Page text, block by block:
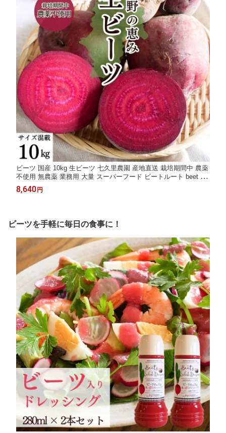
ビーツ 国産 10kg 生ビーツ 七久里農園 産地直送 栽培期間中 農薬
不使用 無農薬 業務用 大量 スーパーフード ビートルート beet be
etroot 野菜 葉酸 ポリフェノール カリウム ビーツ野菜 西洋野菜
赤い野菜 デトロイト・ダークレッドビーツ 食物繊維 ボルシチ 長
8,640円
ビーツを手軽に毎日の食事に！